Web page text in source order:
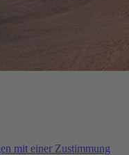
mit einer Zustimmung